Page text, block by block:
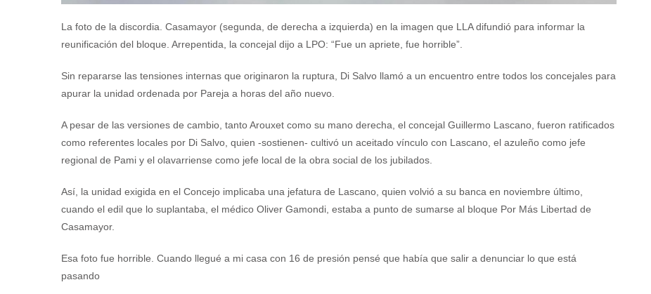
La foto de la discordia. Casamayor (segunda, de derecha a izquierda) en la imagen que LLA difundió para informar la
reunificación del bloque. Arrepentida, la concejal dijo a LPO: “Fue un apriete, fue horrible”.
Sin repararse las tensiones internas que originaron la ruptura, Di Salvo llamó a un encuentro entre todos los concejales para
apurar la unidad ordenada por Pareja a horas del año nuevo.
A pesar de las versiones de cambio, tanto Arouxet como su mano derecha, el concejal Guillermo Lascano, fueron ratificados
como referentes locales por Di Salvo, quien -sostienen- cultivó un aceitado vínculo con Lascano, el azuleño como jefe
regional de Pami y el olavarriense como jefe local de la obra social de los jubilados.
Así, la unidad exigida en el Concejo implicaba una jefatura de Lascano, quien volvió a su banca en noviembre último,
cuando el edil que lo suplantaba, el médico Oliver Gamondi, estaba a punto de sumarse al bloque Por Más Libertad de
Casamayor.
Esa foto fue horrible. Cuando llegué a mi casa con 16 de presión pensé que había que salir a denunciar lo que está
pasando